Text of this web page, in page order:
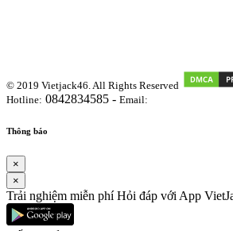
© 2019 Vietjack46. All Rights Reserved
Hotline: 0842834585 - Email:
Thông báo
×
×
Trải nghiệm miễn phí Hỏi đáp với App